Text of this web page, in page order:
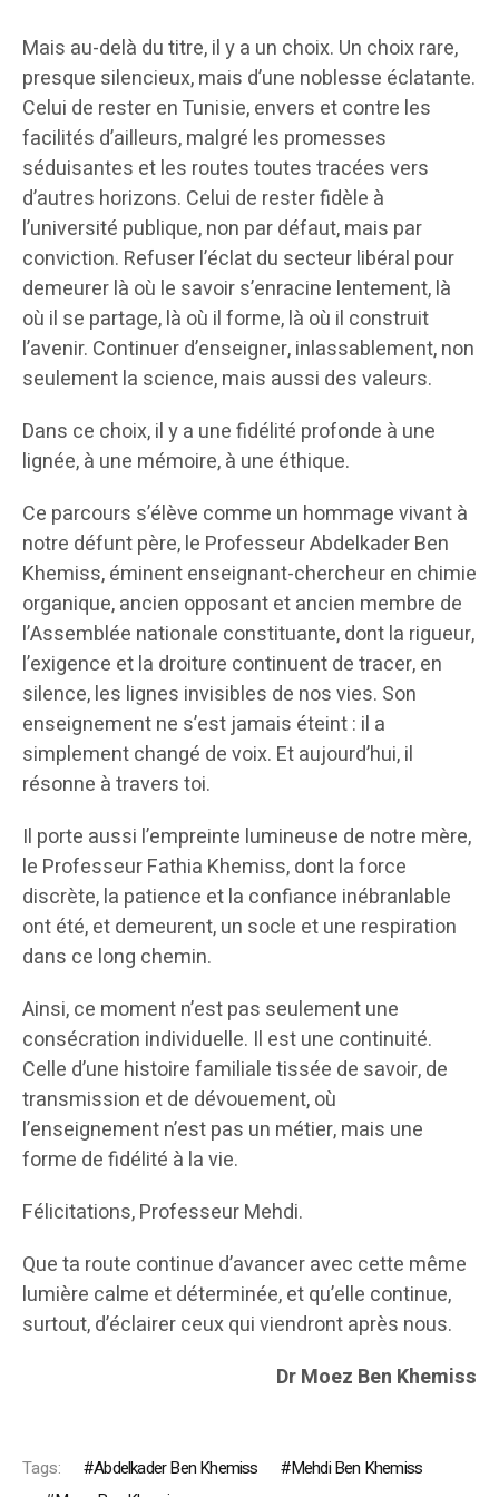
Mais au-delà du titre, il y a un choix. Un choix rare,
presque silencieux, mais d’une noblesse éclatante.
Celui de rester en Tunisie, envers et contre les
facilités d’ailleurs, malgré les promesses
séduisantes et les routes toutes tracées vers
d’autres horizons. Celui de rester fidèle à
l’université publique, non par défaut, mais par
conviction. Refuser l’éclat du secteur libéral pour
demeurer là où le savoir s’enracine lentement, là
où il se partage, là où il forme, là où il construit
l’avenir. Continuer d’enseigner, inlassablement, non
seulement la science, mais aussi des valeurs.
Dans ce choix, il y a une fidélité profonde à une
lignée, à une mémoire, à une éthique.
Ce parcours s’élève comme un hommage vivant à
notre défunt père, le Professeur Abdelkader Ben
Khemiss, éminent enseignant-chercheur en chimie
organique, ancien opposant et ancien membre de
l’Assemblée nationale constituante, dont la rigueur,
l’exigence et la droiture continuent de tracer, en
silence, les lignes invisibles de nos vies. Son
enseignement ne s’est jamais éteint : il a
simplement changé de voix. Et aujourd’hui, il
résonne à travers toi.
Il porte aussi l’empreinte lumineuse de notre mère,
le Professeur Fathia Khemiss, dont la force
discrète, la patience et la confiance inébranlable
ont été, et demeurent, un socle et une respiration
dans ce long chemin.
Ainsi, ce moment n’est pas seulement une
consécration individuelle. Il est une continuité.
Celle d’une histoire familiale tissée de savoir, de
transmission et de dévouement, où
l’enseignement n’est pas un métier, mais une
forme de fidélité à la vie.
Félicitations, Professeur Mehdi.
Que ta route continue d’avancer avec cette même
lumière calme et déterminée, et qu’elle continue,
surtout, d’éclairer ceux qui viendront après nous.
Dr Moez Ben Khemiss
Tags: Abdelkader Ben Khemiss
Mehdi Ben Khemiss